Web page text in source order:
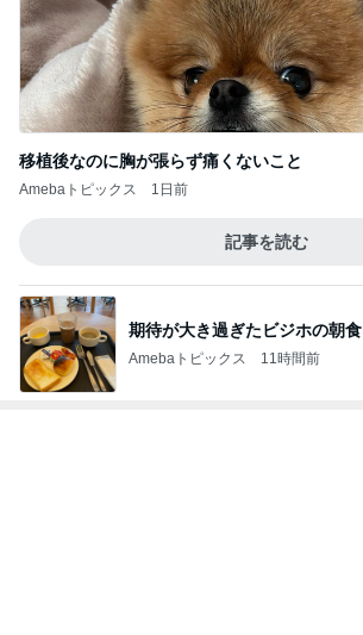
記事を読む
期待が大き過ぎたビジホの朝食
Amebaトピックス 11時間前